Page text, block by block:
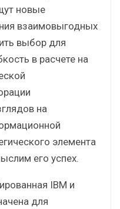
новые
взаимовыгодных
выбор для
в расчете на
на
элемента
его успех.
IBM и
для